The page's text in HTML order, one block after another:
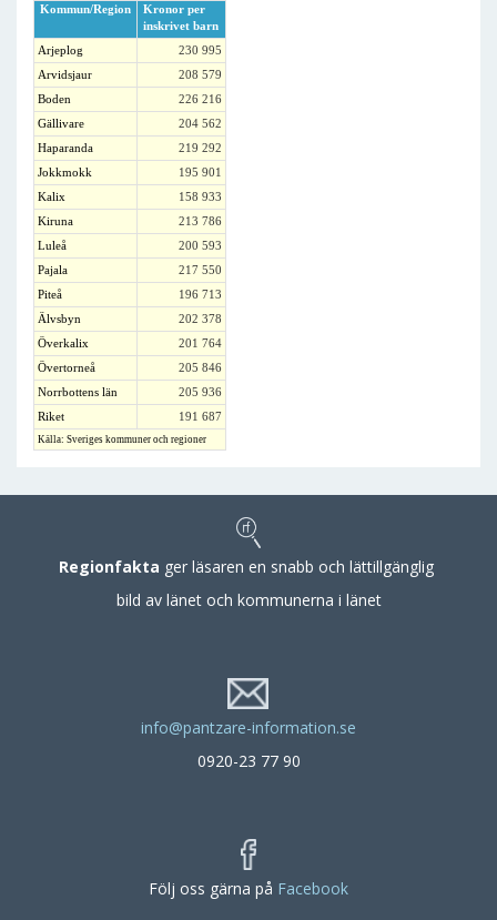
Kommun/Region
Kronor per
inskrivet barn
Arjeplog
230 995
Arvidsjaur
208 579
Boden
226 216
Gällivare
204 562
Haparanda
219 292
Jokkmokk
195 901
Kalix
158 933
Kiruna
213 786
Luleå
200 593
Pajala
217 550
Piteå
196 713
Älvsbyn
202 378
Överkalix
201 764
Övertorneå
205 846
Norrbottens län
205 936
Riket
191 687
Källa: Sveriges kommuner och regioner
Regionfakta ger läsaren en snabb och lättillgänglig
bild av länet och kommunerna i länet
info@pantzare-information.se
0920-23 77 90
Följ oss gärna på Facebook